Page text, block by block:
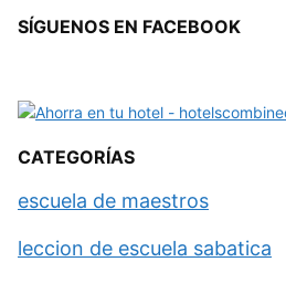
SÍGUENOS EN FACEBOOK
CATEGORÍAS
escuela de maestros
leccion de escuela sabatica